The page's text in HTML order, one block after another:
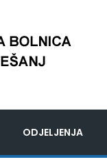
ODJELJENJA